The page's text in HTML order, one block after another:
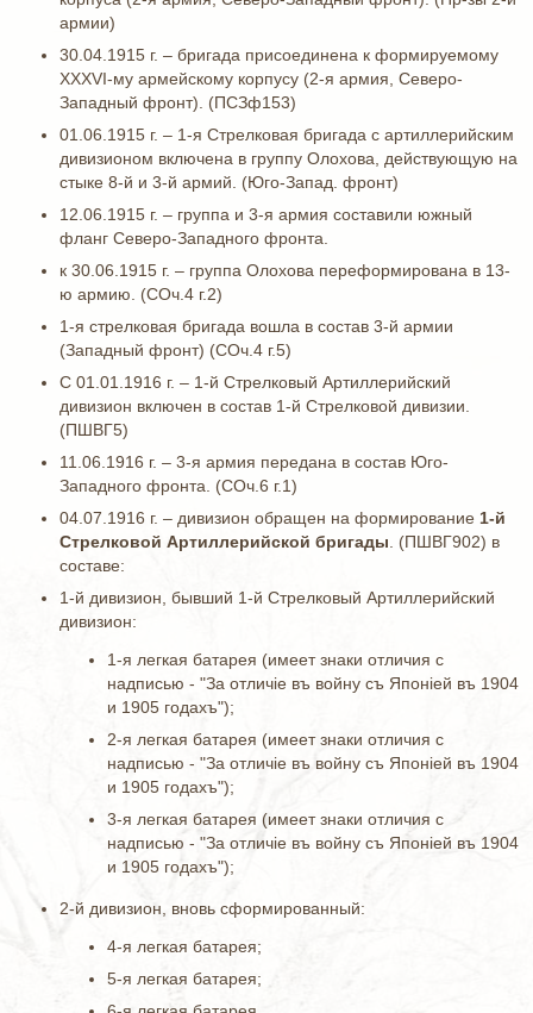
армии)
30.04.1915 г. – бригада присоединена к формируемому
XXXVI-му армейскому корпусу (2-я армия, Северо-
Западный фронт). (ПСЗф153)
01.06.1915 г. – 1-я Стрелковая бригада с артиллерийским
дивизионом включена в группу Олохова, действующую на
стыке 8-й и 3-й армий. (Юго-Запад. фронт)
12.06.1915 г. – группа и 3-я армия составили южный
фланг Северо-Западного фронта.
к 30.06.1915 г. – группа Олохова переформирована в 13-
ю армию. (СОч.4 г.2)
1-я стрелковая бригада вошла в состав 3-й армии
(Западный фронт) (СОч.4 г.5)
C 01.01.1916 г. – 1-й Стрелковый Артиллерийский
дивизион включен в состав 1-й Стрелковой дивизии.
(ПШВГ5)
11.06.1916 г. – 3-я армия передана в состав Юго-
Западного фронта. (СОч.6 г.1)
04.07.1916 г. – дивизион обращен на формирование 1-й
Стрелковой Артиллерийской бригады . (ПШВГ902) в
составе:
1-й дивизион, бывший 1-й Стрелковый Артиллерийский
дивизион:
1-я легкая батарея (имеет знаки отличия с
надписью - "За отличiе въ войну съ Японiей въ 1904
и 1905 годахъ");
2-я легкая батарея (имеет знаки отличия с
надписью - "За отличiе въ войну съ Японiей въ 1904
и 1905 годахъ");
3-я легкая батарея (имеет знаки отличия с
надписью - "За отличiе въ войну съ Японiей въ 1904
и 1905 годахъ");
2-й дивизион, вновь сформированный:
4-я легкая батарея;
5-я легкая батарея;